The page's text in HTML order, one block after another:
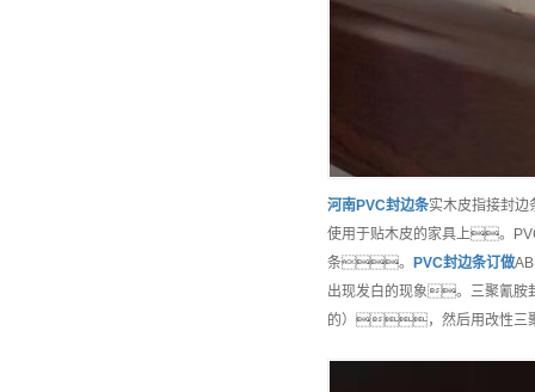
河南PVC封边条实木皮指接
使用于贴木皮的家具上。
条。 PVC封边条订做
出现发白的现象。三聚氰
的），然后用改性三